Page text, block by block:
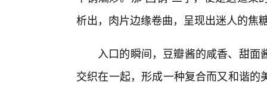
析出，肉片边缘卷曲，呈现出迷人的焦
入口的瞬间，豆瓣酱的咸香、甜
交织在一起，形成一种复合而又和谐